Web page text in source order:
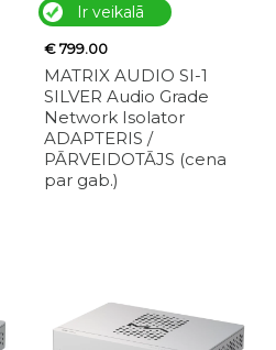
Ir veikalā
€ 799.00
MATRIX AUDIO SI-1
SILVER Audio Grade
Network Isolator
ADAPTERIS /
PĀRVEIDOTĀJS (cena
par gab.)